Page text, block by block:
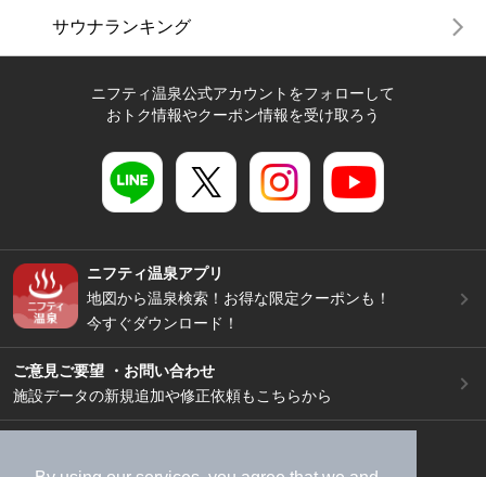
サウナランキング
ニフティ温泉公式アカウントをフォローして
おトク情報やクーポン情報を受け取ろう
ニフティ温泉アプリ
地図から温泉検索！お得な限定クーポンも！
今すぐダウンロード！
ご意見ご要望 ・お問い合わせ
施設データの新規追加や修正依頼もこちらから